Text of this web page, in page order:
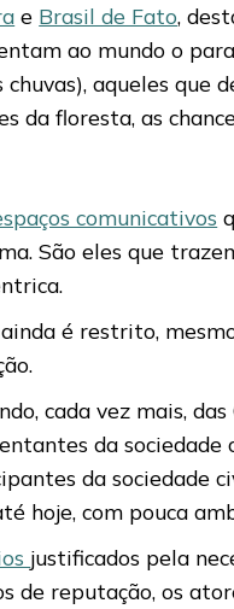
e Brasil de Fato,
ao mundo o
chuvas), aqueles
da floresta, as
comunicativos
São eles que
é restrito,
cada vez mais,
da
da sociedade
hoje, com pouca
justificados pela
de reputação, os